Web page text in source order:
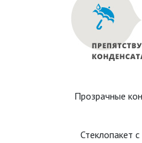
Прозрачные
Стеклопакет